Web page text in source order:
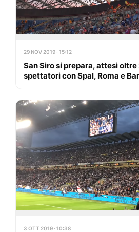
29 NOV 2019 · 15:12
San Siro si prepara, attesi
spettatori con Spal, Roma e
3 OTT 2019 · 10:38